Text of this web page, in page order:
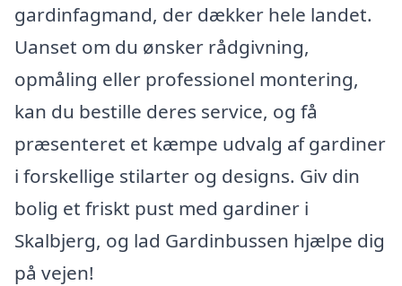
gardinfagmand, der dækker hele landet.
Uanset om du ønsker rådgivning,
opmåling eller professionel montering,
kan du bestille deres service, og få
præsenteret et kæmpe udvalg af gardiner
i forskellige stilarter og designs. Giv din
bolig et friskt pust med gardiner i
Skalbjerg, og lad Gardinbussen hjælpe dig
på vejen!